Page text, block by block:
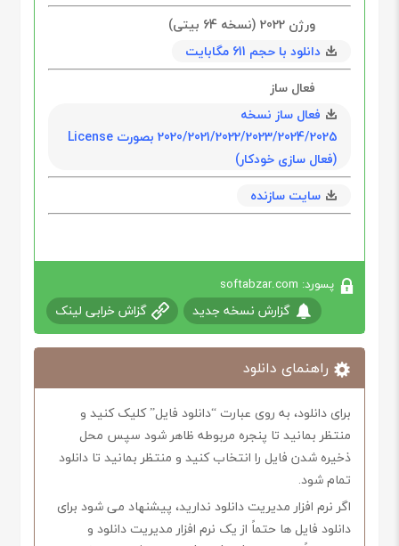
ورژن 2022 (نسخه 64‏ بیتی)
دانلود با حجم 611 مگابايت
فعال ساز
فعال ساز نسخه
2020/2021/2022/2023/2024/2025 بصورت License
(فعال سازی خودکار)
سایت سازنده
پسورد: softabzar.com
گزارش نسخه جدید گزاش خرابی لینک
راهنمای دانلود
برای دانلود، به روی عبارت “دانلود فایل” کلیک کنید و
منتظر بمانید تا پنجره مربوطه ظاهر شود سپس محل
ذخیره شدن فایل را انتخاب کنید و منتظر بمانید تا دانلود
تمام شود.
اگر نرم افزار مدیریت دانلود ندارید، پیشنهاد می شود برای
دانلود فایل ها حتماً از یک نرم افزار مدیریت دانلود و